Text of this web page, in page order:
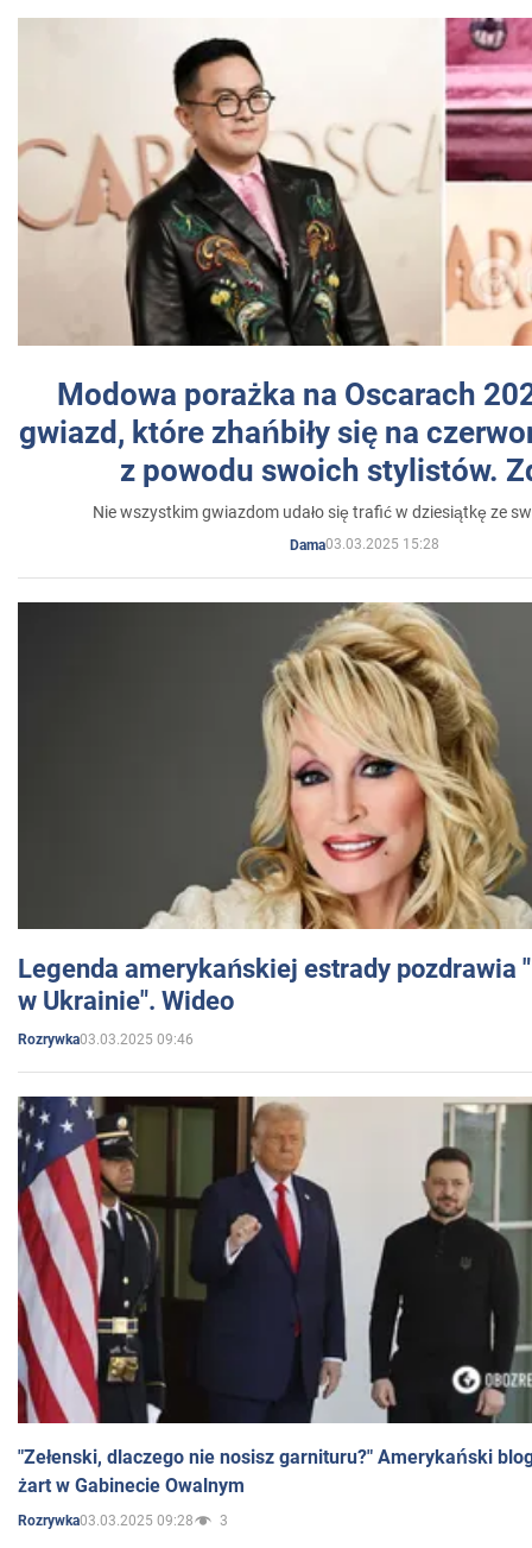
Modowa porażka na Oscarach
gwiazd, które zhańbiły się na
z powodu swoich stylistów.
Nie wszystkim gwiazdom udało się trafić w dziesiątkę ze
Dama03.03.2025 15:28
Legenda amerykańskiej estrady pozdrawia
w Ukrainie". Wideo
Rozrywka03.03.2025 09:46
"Zełenski, dlaczego nie nosisz garnituru?" Amerykański
żart w Gabinecie Owalnym
Rozrywka03.03.2025 09:28 3